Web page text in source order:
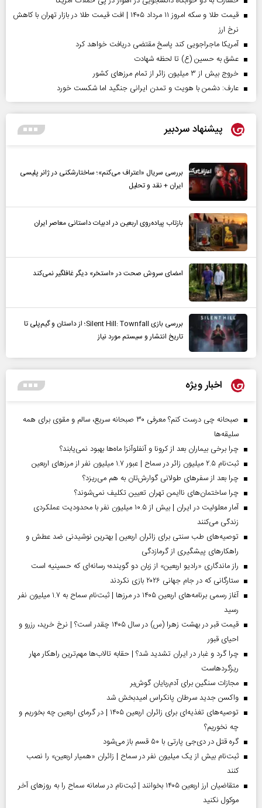
قیمت طلا و سکه امروز ۱۱ مرداد ۱۴۰۵ | افت قیمت طلا در بازار تهران با کاهش
نرخ ارز
آمریکا ماجراجویی کند پاسخ مقتضی دریافت خواهد کرد
عشق به حسین (ع) تا لحظه شهادت
خروج بیش از ۳ میلیون زائر از تمام مرز‌های کشور
عارف: دشمن با هویت و تمدن ایرانی جنگید اما شکست خورد
پیشنهاد سردبیر
بررسی سریال «اعتراف می‌کنم»؛ ساختارشکنی در ژانر پلیسی
ایران + نقد و تحلیل
بازتاب پیاده‌روی اربعین در ادبیات داستانی معاصر ایران
امضای سروش صحت در «استخر» دیگر غافلگیر نمی‌کند
بررسی بازی Silent Hill: Townfall؛ از داستان و گیم‌پلی تا
تاریخ انتشار و سیستم مورد نیاز
اخبار ویژه
صبحانه چی درست کنم؟ معرفی ۳۰ صبحانه سریع، سالم و مقوی برای همه
سلیقه‌ها
چرا برخی بیماران بعد از کرونا و آنفلوآنزا ماه‌ها بهبود نمی‌یابند؟
ثبت‌نام ۲.۵ میلیون زائر در سماح | عبور ۱.۷ میلیون نفر از مرز‌های اربعین
چرا بعد از سفرهای طولانی گوارش‌تان به هم می‌ریزد؟
چرا ساختمان‌های ناایمن تهران تعیین تکلیف نمی‌شوند؟
آمار معلولیت در ایران | بیش از ۱۰.۵ میلیون نفر با محدودیت عملکردی
زندگی می‌کنند
توصیه‌های طب سنتی برای زائران اربعین | بهترین نوشیدنی ضد عطش و
راهکارهای پیشگیری از گرمازدگی
راز ماندگاری «رادیو اربعین» از زبان دو گوینده؛ رسانه‌ای که حسینیه است
ستارگانی که در جام جهانی ۲۰۲۶ بازی نکردند
آغاز رسمی برنامه‌های اربعین ۱۴۰۵ در مرز‌ها | ثبت‌نام سماح به ۱.۷ میلیون نفر
رسید
قیمت قبر در بهشت زهرا (س) در سال ۱۴۰۵ چقدر است؟ | نرخ خرید، رزرو و
احیای قبور
چرا گرد و غبار در ایران تشدید شد؟ | حقابه تالاب‌ها مهم‌ترین راهکار مهار
ریزگردهاست
مجازات سنگین برای آدم‌ربایان گوش‌بر
واکسن جدید سرطان پانکراس امیدبخش شد
توصیه‌های تغذیه‌ای برای زائران اربعین ۱۴۰۵ | در گرمای اربعین چه بخوریم و
چه نخوریم؟
گره قتل در دی‌جی پارتی با ۵۰ قسم باز می‌شود
ثبت‌نام بیش از یک میلیون نفر در سماح | زائران «همیار اربعین» را نصب
کنند
متقاضیان ارز اربعین ۱۴۰۵ بخوانند | ثبت‌نام در سامانه سماح را به روز‌های آخر
موکول نکنید